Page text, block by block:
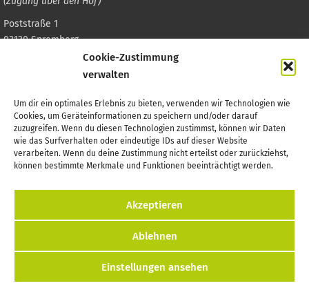
Cookie-Zustimmung
verwalten
Um dir ein optimales Erlebnis zu bieten, verwenden wir Technologien wie
Cookies, um Geräteinformationen zu speichern und/oder darauf
zuzugreifen. Wenn du diesen Technologien zustimmst, können wir Daten
wie das Surfverhalten oder eindeutige IDs auf dieser Website
verarbeiten. Wenn du deine Zustimmung nicht erteilst oder zurückziehst,
können bestimmte Merkmale und Funktionen beeinträchtigt werden.
Akzeptieren
Ablehnen
Einstellungen ansehen
Poststraße 1
03130 Spremberg
Wichtiges finden
Startseite
Preise & Schulungen